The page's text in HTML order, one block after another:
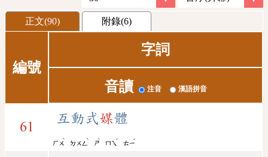
正文(90) 附錄(6)
編號
字詞
音讀 注音 漢語拼音
61
互動式媒體
ㄏㄨ
ˋ
ㄉㄨㄥ
ˋ
ㄕ
ˋ
ㄇㄟ
ˊ
ㄊㄧ
ˇ